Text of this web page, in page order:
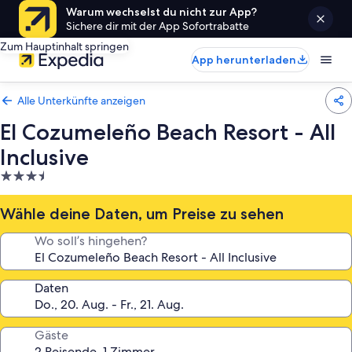
Warum wechselst du nicht zur App?
Sichere dir mit der App Sofortrabatte
Zum Hauptinhalt springen
App herunterladen
Alle Unterkünfte anzeigen
El Cozumeleño Beach Resort - All
Inclusive
3.5-
Sterne-
Unterkunft
Wähle deine Daten, um Preise zu sehen
Wo soll’s hingehen?
Daten
Gäste